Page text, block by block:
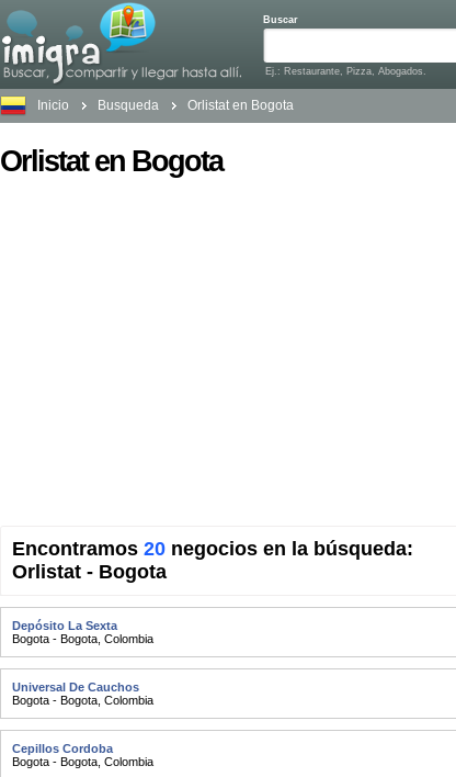
Buscar
Ej.: Restaurante, Pizza, Abogados.
Inicio Busqueda Orlistat en Bogota
Orlistat en Bogota
Encontramos 20 negocios en la búsqueda:
Orlistat - Bogota
Depósito La Sexta
Bogota - Bogota Colombia
Universal De Cauchos
Bogota - Bogota Colombia
Cepillos Cordoba
Bogota - Bogota Colombia